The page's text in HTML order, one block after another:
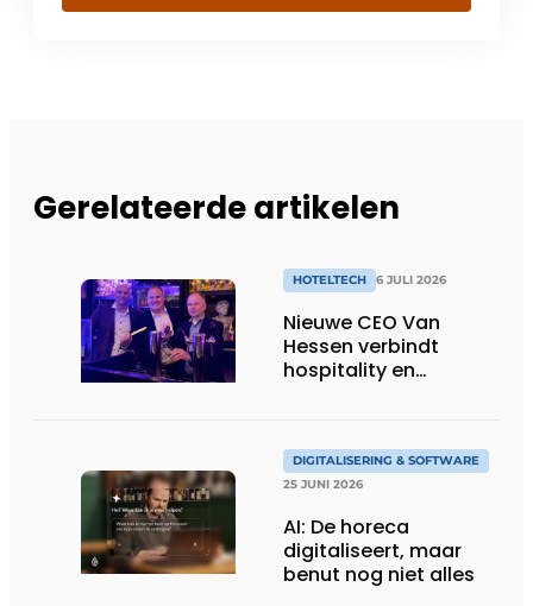
Gerelateerde artikelen
HOTELTECH 6 JULI 2026
Nieuwe CEO Van
Hessen verbindt
hospitality en
DIGITALISERING & SOFTWARE
25 JUNI 2026
AI: De horeca
digitaliseert, maar
benut nog niet alles